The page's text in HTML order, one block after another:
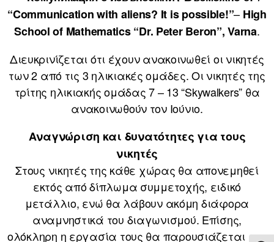
“Communication with aliens? It is possible!”– High
School of Mathematics “Dr. Peter Beron”, Varna.
Διευκρινίζεται ότι έχουν ανακοινωθεί οι νικητές
των 2 από τις 3 ηλικιακές ομάδες. Οι νικητές της
τρίτης ηλικιακής ομάδας 7 – 13 “Skywalkers” θα
ανακοινωθούν τον Ιούνιο.
Αναγνώριση και δυνατότητες για τους
νικητές
Στους νικητές της κάθε χώρας θα απονεμηθεί
εκτός από δίπλωμα συμμετοχής, ειδικό
μετάλλιο, ενώ θα λάβουν ακόμη διάφορα
αναμνηστικά του διαγωνισμού. Επίσης,
ολόκληρη η εργασία τους θα παρουσιάζεται στο